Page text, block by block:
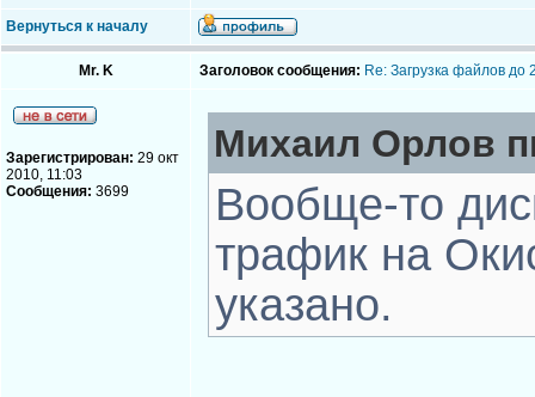
Вернуться к началу
Mr. K Заголовок сообщения: Re: Загрузка файлов до
Зарегистрирован: 29 окт
2010, 11:03
Сообщения: 3699
Михаил Орлов
Вообще-то
трафик на
указано.